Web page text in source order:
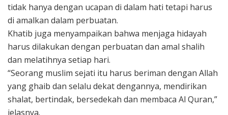
tidak hanya dengan ucapan di dalam hati tetapi harus
di amalkan dalam perbuatan.
Khatib juga menyampaikan bahwa menjaga hidayah
harus dilakukan dengan perbuatan dan amal shalih
dan melatihnya setiap hari.
“Seorang muslim sejati itu harus beriman dengan Allah
yang ghaib dan selalu dekat dengannya, mendirikan
shalat, bertindak, bersedekah dan membaca Al Quran,”
jelasnya.